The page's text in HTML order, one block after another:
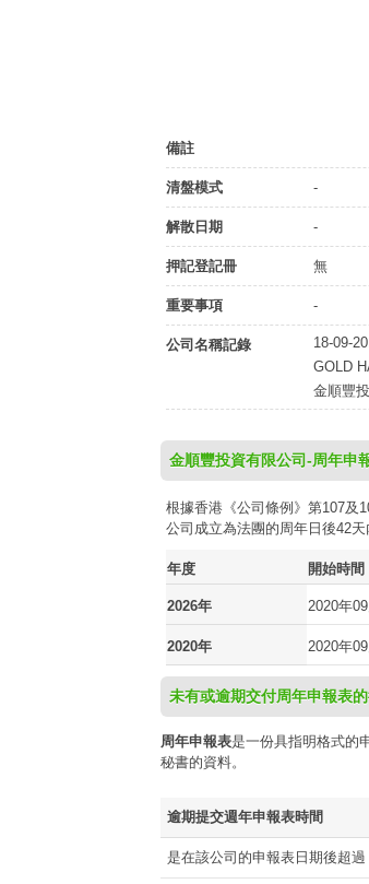
備註
清盤模式 -
解散日期 -
押記登記冊 無
重要事項 -
公司名稱記錄
18-09-
GOLD
金順豐
金順豐投資有限公司-周年申
根據香港《公司條例》第107及
公司成立為法團的周年日後42
年度 開始時間
2026年 2020年
2020年 2020年
未有或逾期交付周年申報表
周年申報表是一份具指明格式的
秘書的資料。
逾期提交週年申報表時間
是在該公司的申報表日期後超